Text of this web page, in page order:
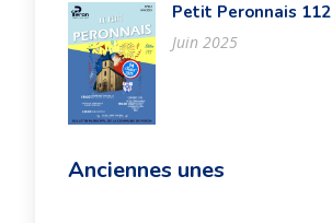
Petit Peronnais 112
Juin 2025
Anciennes unes